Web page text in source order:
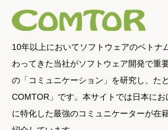
10年以上においてソフトウェアのベトナ
わってきた当社がソフトウェア開発で重
の「コミュニケーション」を研究し、た
COMTOR」です。本サイトでは日本に
に特化した最強のコミュニケーターが在